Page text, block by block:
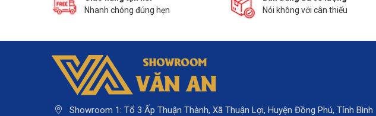
Nhanh chóng đúng hẹn
Nói không với cân thiếu
Showroom 1: Tổ 3 Ấp Thuận Thành, Xã Thuận Lợi, Huyện Đồng Phú, Tỉnh Bình